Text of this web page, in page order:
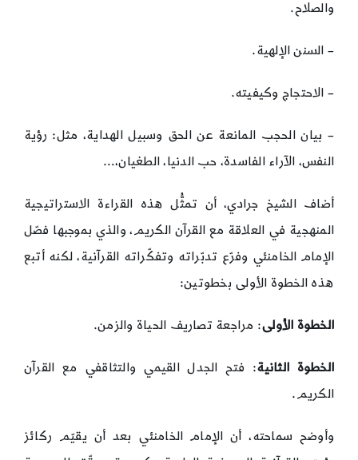
والصلاح.
– السنن الإلهية.
– الاحتجاج وكيفيته.
– بيان الحجب المانعة عن الحق وسبيل الهداية، مثل: رؤية
النفس، الآراء الفاسدة، حب الدنيا، الطغيان،…
أضاف الشيخ جرادي، أن تمثُّل هذه القراءة الاستراتيجية
المنهجية في العلاقة مع القرآن الكريم، والذي بموجبها فصّل
الإمام الخامنئي وفرّع تدبّراته وتفكّراته القرآنية، لكنه أتبع
هذه الخطوة الأولى بخطوتين:
الخطوة الأولى: مراجعة تصاريف الحياة والزمن.
الخطوة الثانية: فتح الجدل القيمي والتثاقفي مع القرآن
الكريم.
وأوضح سماحته، أن الإمام الخامنئي بعد أن يقيّم ركائز